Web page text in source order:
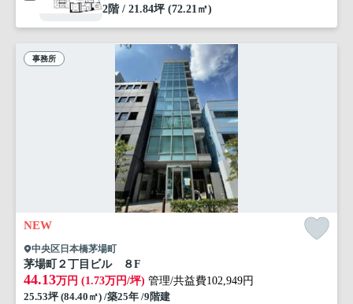
2階 / 21.84坪 (72.21㎡)
事務所
NEW
中央区日本橋茅場町
茅場町２丁目ビル ８F
44.13万円 (1.73万円/坪) 管理/共益費102,949円
25.53坪 (84.40㎡) /築25年 /9階建